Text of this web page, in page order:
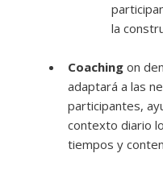
la
Coaching on
adaptará a las
participantes,
contexto diario
tiempos y